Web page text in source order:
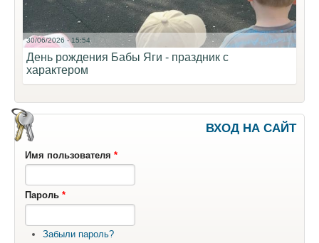
30/06/2026 - 15:54
День рождения Бабы Яги - праздник с
характером
ВХОД НА САЙТ
Имя пользователя *
Пароль *
Забыли пароль?